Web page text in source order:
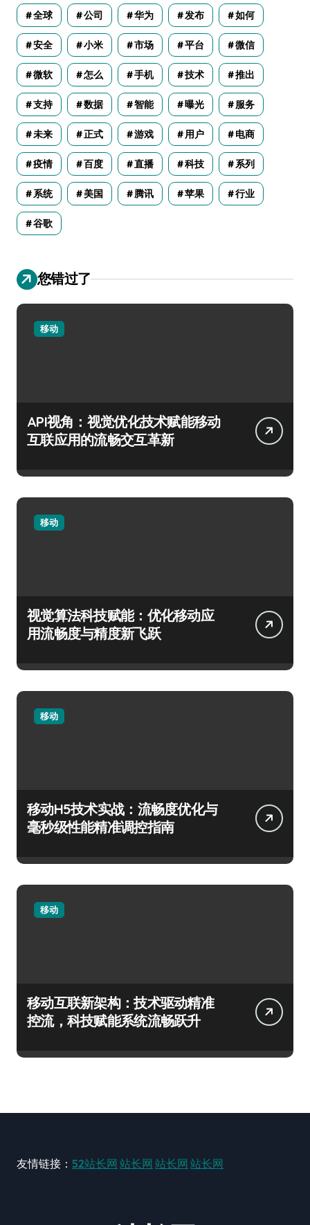
全球 公司 华为 发布 如何
安全 小米 市场 平台 微信
微软 怎么 手机 技术 推出
支持 数据 智能 曝光 服务
未来 正式 游戏 用户 电商
疫情 百度 直播 科技 系列
系统 美国 腾讯 苹果 行业
谷歌
您错过了
移动
API视角：视觉优化技术赋能移动
互联应用的流畅交互革新
移动
视觉算法科技赋能：优化移动应
用流畅度与精度新飞跃
移动
移动H5技术实战：流畅度优化与
毫秒级性能精准调控指南
移动
移动互联新架构：技术驱动精准
控流，科技赋能系统流畅跃升
友情链接： 52站长网 站长网 站长网 站长网